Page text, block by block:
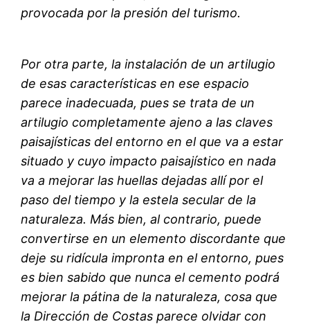
provocada por la presión del turismo.
Por otra parte, la instalación de un artilugio
de esas características en ese espacio
parece inadecuada, pues se trata de un
artilugio completamente ajeno a las claves
paisajísticas del entorno en el que va a estar
situado y cuyo impacto paisajístico en nada
va a mejorar las huellas dejadas allí por el
paso del tiempo y la estela secular de la
naturaleza. Más bien, al contrario, puede
convertirse en un elemento discordante que
deje su ridícula impronta en el entorno, pues
es bien sabido que nunca el cemento podrá
mejorar la pátina de la naturaleza, cosa que
la Dirección de Costas parece olvidar con